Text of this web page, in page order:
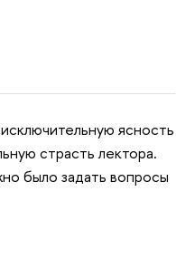
ясность
страсть лектора.
было задать вопросы